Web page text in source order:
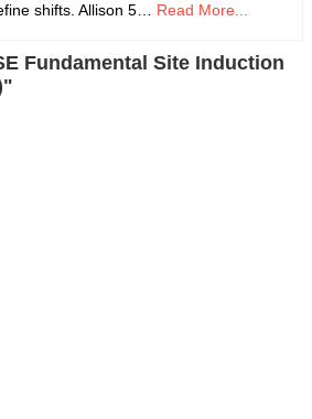
shifts. Allison 5… Read More...
Fundamental Site Induction